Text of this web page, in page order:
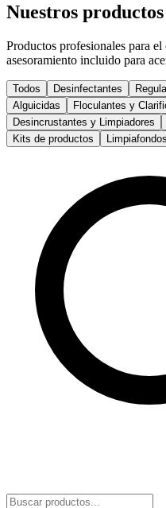
Nuestros productos
Productos profesionales para
asesoramiento incluido para
Todos Desinfectantes
Alguicidas
Floculantes y
Desincrustantes y Limpiadores
Kits de productos